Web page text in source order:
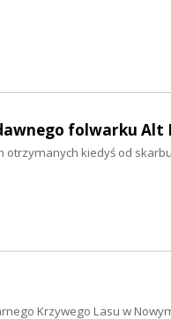
folwarku Alt
kiedyś od
Krzywego Lasu w